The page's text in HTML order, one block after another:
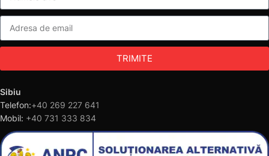
TRIMITE
Sibiu
Telefon:+40 269 227 641
Mobil: +40 731 333 834